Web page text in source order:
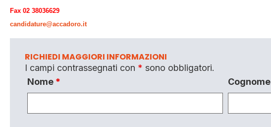
Fax 02 38036629
candidature@accadoro.it
RICHIEDI MAGGIORI INFORMAZIONI
I campi contrassegnati con * sono obbligatori.
Nome * Cognome